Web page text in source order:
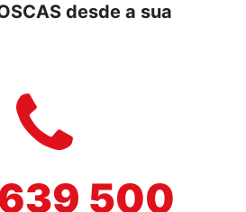
desde a sua
500